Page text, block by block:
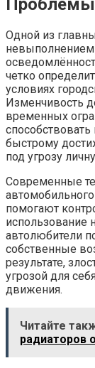
Одной из
невыполнением
четко
условиях
Изменчивость
временных
быстрому
под угрозу
Современные
помогают
использование
автолюбители
собственные
результате,
угрозой для
движения.
Читайте
радиаторов